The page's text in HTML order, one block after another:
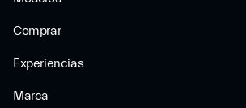
Comprar
Experiencias
Marca